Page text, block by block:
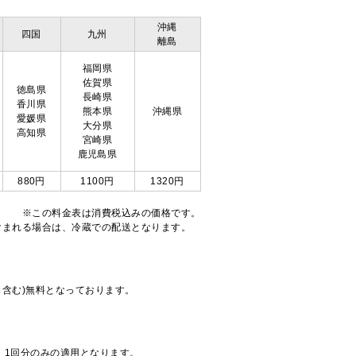
四国 九州
沖縄
離島
徳島県
香川県
愛媛県
高知県
福岡県
佐賀県
長崎県
熊本県
大分県
宮崎県
鹿児島県
沖縄県
880円 1100円 1320円
※この料金表は消費税込みの価格です。
れる場合は、冷蔵での配送となります。
む)無料となっております。
回分のみの適用となります。